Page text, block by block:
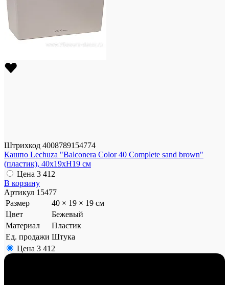
Штрихкод 4008789154774
Кашпо Lechuza "Balconera Color 40 Complete sand brown"
(пластик), 40x19xH19 см
Цена 3 412
В корзину
Артикул 15477
Размер
40 × 19 × 19 см
Цвет
Бежевый
Материал
Пластик
Ед. продажи Штука
Цена 3 412